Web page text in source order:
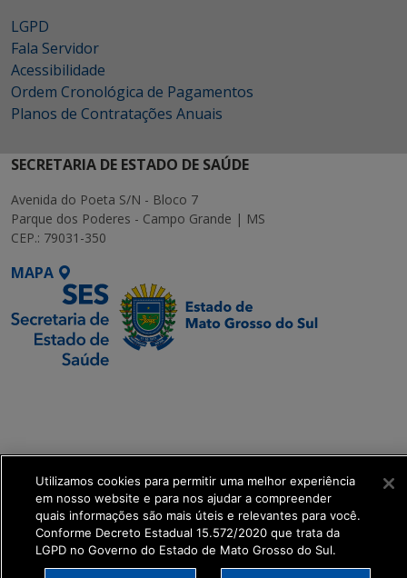
LGPD
Fala Servidor
Acessibilidade
Ordem Cronológica de Pagamentos
Planos de Contratações Anuais
SECRETARIA DE ESTADO DE SAÚDE
Avenida do Poeta S/N - Bloco 7
Parque dos Poderes - Campo Grande | MS
CEP.: 79031-350
MAPA
get_footer();
Utilizamos cookies para permitir uma melhor experiência
em nosso website e para nos ajudar a compreender
quais informações são mais úteis e relevantes para você.
Conforme Decreto Estadual 15.572/2020 que trata da
LGPD no Governo do Estado de Mato Grosso do Sul.